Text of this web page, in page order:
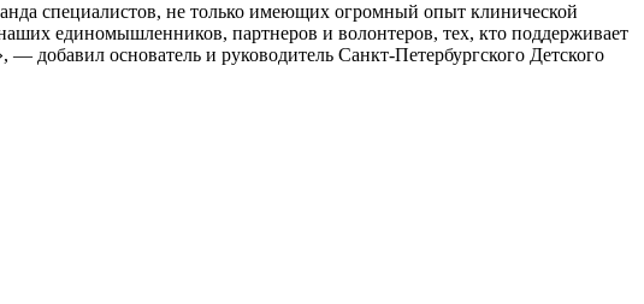
специалистов, не только имеющих огромный опыт клинической
единомышленников, партнеров и волонтеров, тех, кто поддерживает
добавил основатель и руководитель Санкт-Петербургского Детского